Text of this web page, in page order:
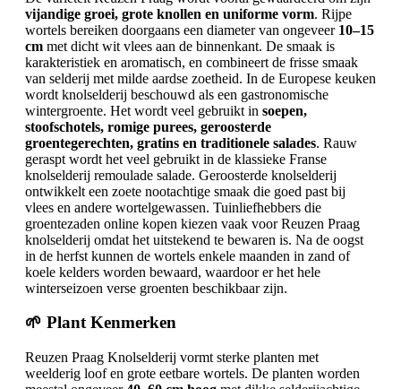
vijandige groei, grote knollen en uniforme vorm. Rijpe
wortels bereiken doorgaans een diameter van ongeveer 10–15
cm met dicht wit vlees aan de binnenkant. De smaak is
karakteristiek en aromatisch, en combineert de frisse smaak
van selderij met milde aardse zoetheid. In de Europese keuken
wordt knolselderij beschouwd als een gastronomische
wintergroente. Het wordt veel gebruikt in soepen,
stoofschotels, romige purees, geroosterde
groentegerechten, gratins en traditionele salades. Rauw
geraspt wordt het veel gebruikt in de klassieke Franse
knolselderij remoulade salade. Geroosterde knolselderij
ontwikkelt een zoete nootachtige smaak die goed past bij
vlees en andere wortelgewassen. Tuinliefhebbers die
groentezaden online kopen kiezen vaak voor Reuzen Praag
knolselderij omdat het uitstekend te bewaren is. Na de oogst
in de herfst kunnen de wortels enkele maanden in zand of
koele kelders worden bewaard, waardoor er het hele
winterseizoen verse groenten beschikbaar zijn.
🌱 Plant Kenmerken
Reuzen Praag Knolselderij vormt sterke planten met
weelderig loof en grote eetbare wortels. De planten worden